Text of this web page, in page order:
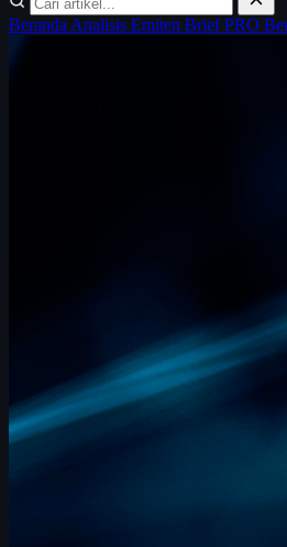
Beranda Analisis Emiten BriefPRO